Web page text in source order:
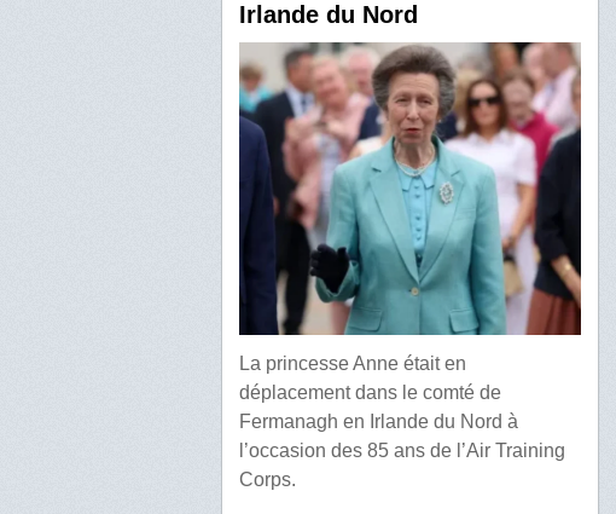
Irlande du Nord
La princesse Anne était en
déplacement dans le comté de
Fermanagh en Irlande du Nord à
l’occasion des 85 ans de l’Air Training
Corps.